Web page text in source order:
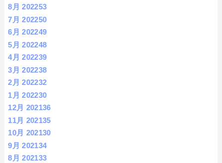
8月 202253
7月 202250
6月 202249
5月 202248
4月 202239
3月 202238
2月 202232
1月 202230
12月 202136
11月 202135
10月 202130
9月 202134
8月 202133